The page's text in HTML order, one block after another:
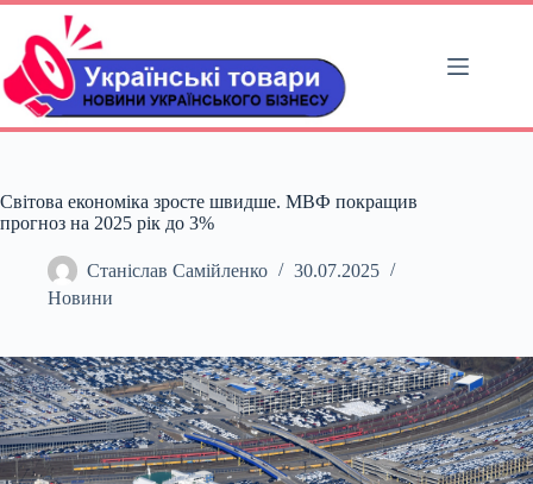
Перейти
вмісту
Світова економіка зросте швидше. МВФ покращив
прогноз на 2025 рік до 3%
Станіслав Самійленко
30.07.2025
Новини